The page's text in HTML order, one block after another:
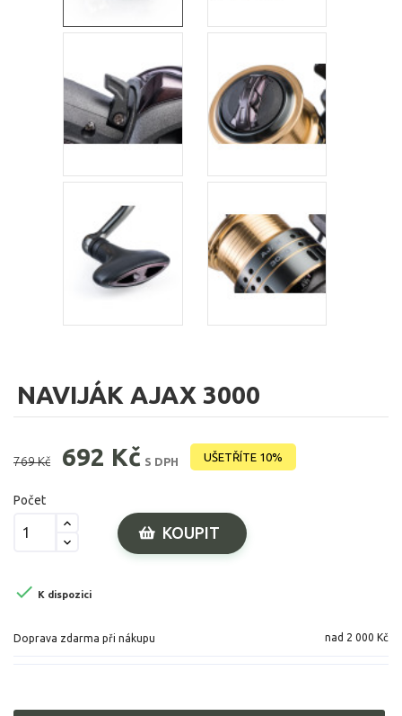
NAVIJÁK AJAX 3000
769 Kč 692 Kč S DPH UŠETŘÍTE 10%
Počet
KOUPIT
 K dispozici
Doprava zdarma při nákupu nad 2 000 Kč